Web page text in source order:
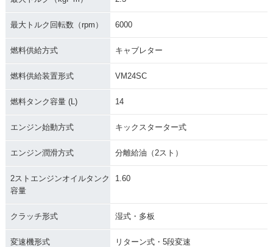
最大トルク回転数（rpm） 6000
燃料供給方式 キャブレター
燃料供給装置形式 VM24SC
燃料タンク容量 (L) 14
エンジン始動方式 キックスターター式
エンジン潤滑方式 分離給油（2スト）
2ストエンジンオイルタンク
容量
1.60
クラッチ形式 湿式・多板
変速機形式 リターン式・5段変速